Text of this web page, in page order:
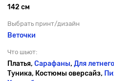
142 см
Выбрать принт/дизайн
Веточки
Что шьют:
Платья, Сарафаны, Для
Туника, Костюмы оверсайз,